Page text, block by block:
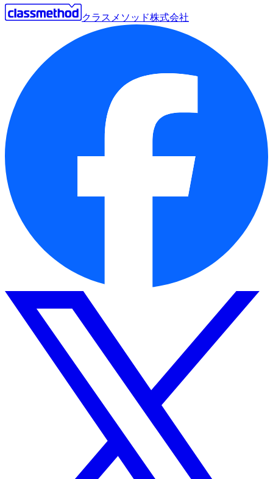
クラスメソッド株式会社